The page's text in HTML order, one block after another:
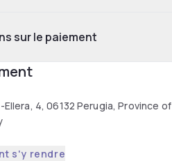
sur le paiement
4, 06132 Perugia, Province of
s'y rendre